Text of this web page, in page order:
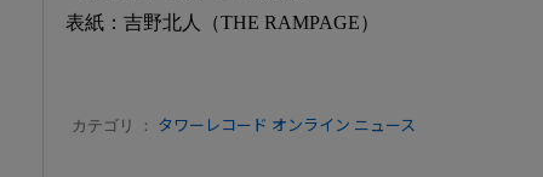
表紙：吉野北人（THE RAMPAGE）
カテゴリ ： タワーレコード オンライン ニュース